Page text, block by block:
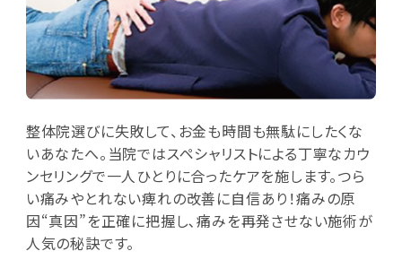
整体院選びに失敗して、お金も時間も無駄にしたくな
いあなたへ。当院ではスペシャリストによる丁寧なカウ
ンセリングで一人ひとりに合ったケアを施します。つら
い痛みやとれない痺れの改善に自信あり！痛みの原
因“真因”を正確に把握し､痛みを再発させない施術が
人気の秘訣です。